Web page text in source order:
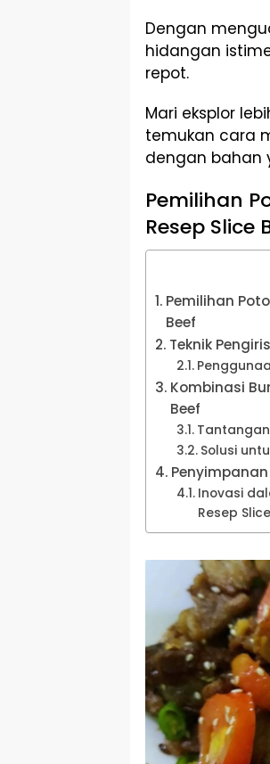
Dengan
hidangan
repot.
Mari eksplor
temukan cara
dengan bahan
Pemilihan
Resep Slice
Pemilihan
Beef
Teknik
Kombinasi
Beef
Solusi
Inovasi
Resep